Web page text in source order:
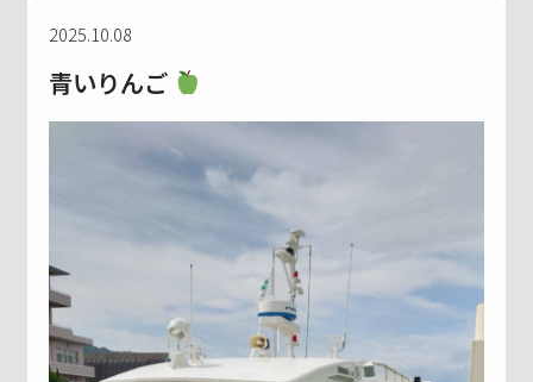
2025.10.08
青いりんご